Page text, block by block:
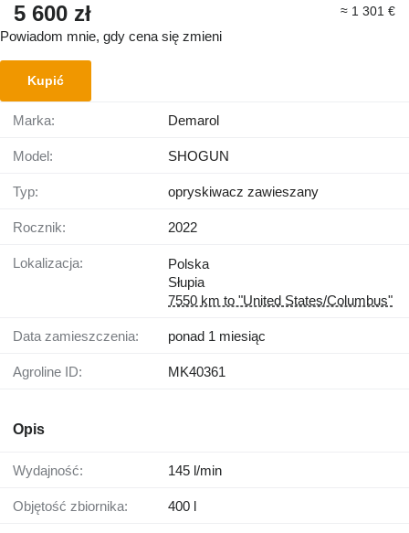
5 600 zł ≈ 1 301 €
Powiadom mnie, gdy cena się zmieni
Kupić
Marka: Demarol
Model: SHOGUN
Typ: opryskiwacz zawieszany
Rocznik: 2022
Lokalizacja:
Polska
Słupia
7550 km to "United States/Columbus"
Data zamieszczenia: ponad 1 miesiąc
Agroline ID: MK40361
Opis
Wydajność: 145 l/min
Objętość zbiornika: 400 l